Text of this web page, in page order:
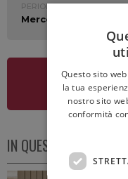
PERIODO:
Mercoledì 24 Giugno
IN QUESTO NUMERO
Questo sito
la tua
nostro sito
conformità